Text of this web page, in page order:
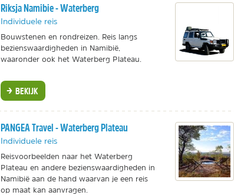
Riksja Namibie - Waterberg
Individuele reis
Bouwstenen en rondreizen. Reis langs
bezienswaardigheden in Namibië,
waaronder ook het Waterberg Plateau.
BEKIJK
PANGEA Travel - Waterberg Plateau
Individuele reis
Reisvoorbeelden naar het Waterberg
Plateau en andere bezienswaardigheden in
Namibië aan de hand waarvan je een reis
op maat kan aanvragen.